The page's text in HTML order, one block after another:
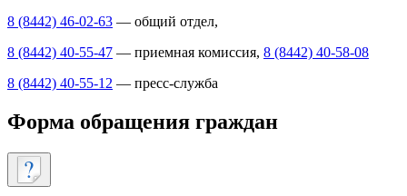
8 (8442) 46-02-63 — общий отдел,
8 (8442) 40-55-47 — приемная комиссия, 8 (8442) 40-58-08
8 (8442) 40-55-12 — пресс-служба
Форма обращения граждан